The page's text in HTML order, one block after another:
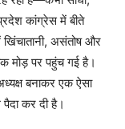
कांग्रेस में बीते
असंतोष और
मोड़ पर पहुंच गई है।
बनाकर एक ऐसा
कर दी है।